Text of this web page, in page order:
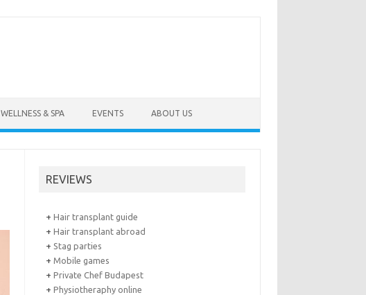
WELLNESS & SPA EVENTS ABOUT US
REVIEWS
+Hair transplant guide
+Hair transplant abroad
+ Stag parties
+Mobile games
+Private Chef Budapest
+Physiotheraphy online